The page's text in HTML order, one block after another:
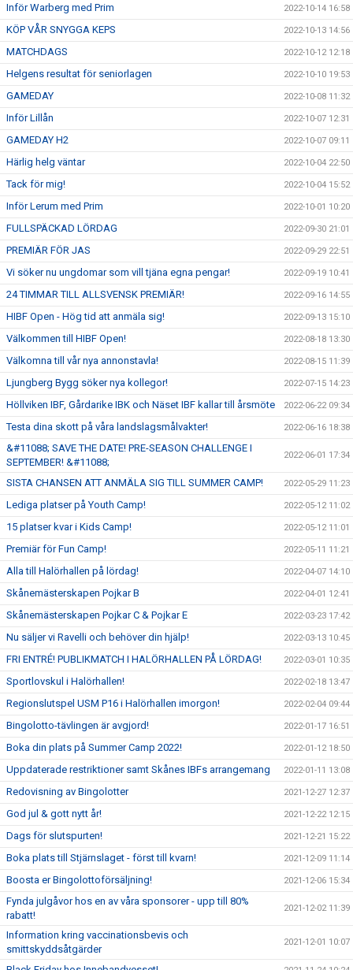
Inför Warberg med Prim 2022-10-14 16:58
KÖP VÅR SNYGGA KEPS 2022-10-13 14:56
MATCHDAGS 2022-10-12 12:18
Helgens resultat för seniorlagen 2022-10-10 19:53
GAMEDAY 2022-10-08 11:32
Inför Lillån 2022-10-07 12:31
GAMEDAY H2 2022-10-07 09:11
Härlig helg väntar 2022-10-04 22:50
Tack för mig! 2022-10-04 15:52
Inför Lerum med Prim 2022-10-01 10:20
FULLSPÄCKAD LÖRDAG 2022-09-30 21:01
PREMIÄR FÖR JAS 2022-09-29 22:51
Vi söker nu ungdomar som vill tjäna egna pengar! 2022-09-19 10:41
24 TIMMAR TILL ALLSVENSK PREMIÄR! 2022-09-16 14:55
HIBF Open - Hög tid att anmäla sig! 2022-09-13 15:10
Välkommen till HIBF Open! 2022-08-18 13:30
Välkomna till vår nya annonstavla! 2022-08-15 11:39
Ljungberg Bygg söker nya kollegor! 2022-07-15 14:23
Höllviken IBF, Gårdarike IBK och Näset IBF kallar till årsmöte 2022-06-22 09:34
Testa dina skott på våra landslagsmålvakter! 2022-06-16 18:38
&#11088; SAVE THE DATE! PRE-SEASON CHALLENGE I
SEPTEMBER! &#11088;
2022-06-01 17:34
SISTA CHANSEN ATT ANMÄLA SIG TILL SUMMER CAMP! 2022-05-29 11:23
Lediga platser på Youth Camp! 2022-05-12 11:02
15 platser kvar i Kids Camp! 2022-05-12 11:01
Premiär för Fun Camp! 2022-05-11 11:21
Alla till Halörhallen på lördag! 2022-04-07 14:10
Skånemästerskapen Pojkar B 2022-04-01 12:41
Skånemästerskapen Pojkar C & Pojkar E 2022-03-23 17:42
Nu säljer vi Ravelli och behöver din hjälp! 2022-03-13 10:45
FRI ENTRÉ! PUBLIKMATCH I HALÖRHALLEN PÅ LÖRDAG! 2022-03-01 10:35
Sportlovskul i Halörhallen! 2022-02-18 13:47
Regionslutspel USM P16 i Halörhallen imorgon! 2022-02-04 09:44
Bingolotto-tävlingen är avgjord! 2022-01-17 16:51
Boka din plats på Summer Camp 2022! 2022-01-12 18:50
Uppdaterade restriktioner samt Skånes IBFs arrangemang 2022-01-11 13:08
Redovisning av Bingolotter 2021-12-27 12:37
God jul & gott nytt år! 2021-12-22 12:15
Dags för slutspurten! 2021-12-21 15:22
Boka plats till Stjärnslaget - först till kvarn! 2021-12-09 11:14
Boosta er Bingolottoförsäljning! 2021-12-06 15:34
Fynda julgåvor hos en av våra sponsorer - upp till 80%
rabatt!
2021-12-02 11:39
Information kring vaccinationsbevis och
smittskyddsåtgärder
2021-12-01 10:07